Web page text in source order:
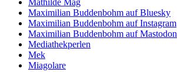
Mathilde Mag
Maximilian Buddenbohm auf Bluesky
Maximilian Buddenbohm auf Instagram
Maximilian Buddenbohm auf Mastodon
Mediathekperlen
Mek
Miagolare